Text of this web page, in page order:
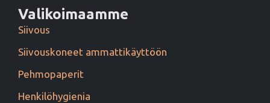
Valikoimaamme
Siivous
Siivouskoneet ammattikäyttöön
Pehmopaperit
Henkilöhygienia